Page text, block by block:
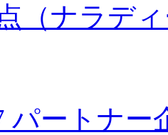
（ナラデ
パートナー